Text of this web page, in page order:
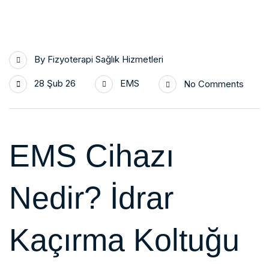
By Fizyoterapi Sağlık Hizmetleri
28 Şub 26 EMS No Comments
EMS Cihazı
Nedir? İdrar
Kaçırma Koltuğu